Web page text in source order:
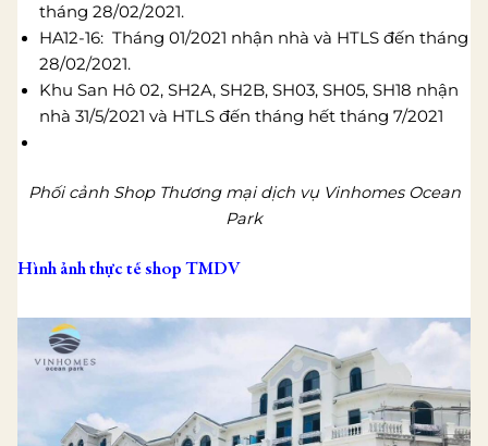
tháng 28/02/2021.
HA12-16: Tháng 01/2021 nhận nhà và HTLS đến tháng
28/02/2021.
Khu San Hô 02, SH2A, SH2B, SH03, SH05, SH18 nhận
nhà 31/5/2021 và HTLS đến tháng hết tháng 7/2021
Phối cảnh Shop Thương mại dịch vụ Vinhomes Ocean
Park
Hình ảnh thực tế shop TMDV